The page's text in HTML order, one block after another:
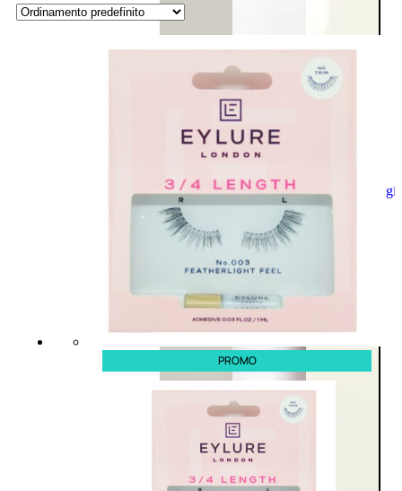
Aggiungi
PROMO